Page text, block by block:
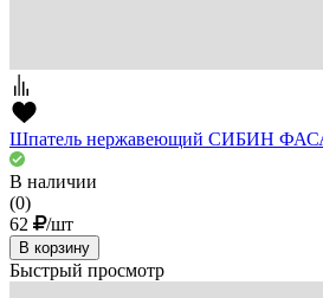
Шпатель нержавеющий СИБИН
В наличии
(0)
62
/шт
В корзину
Быстрый просмотр